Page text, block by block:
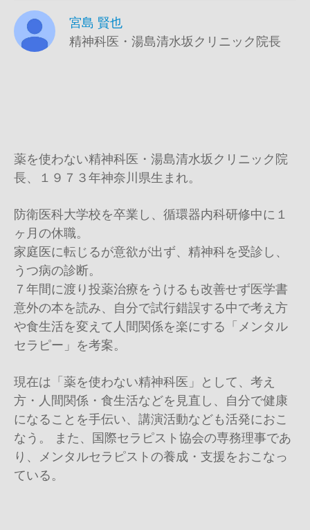
宮島 賢也
精神科医・湯島清水坂クリニック院長
薬を使わない精神科医・湯島清水坂クリニック院
長、１９７３年神奈川県生まれ。
防衛医科大学校を卒業し、循環器内科研修中に１
ヶ月の休職。
家庭医に転じるが意欲が出ず、精神科を受診し、
うつ病の診断。
７年間に渡り投薬治療をうけるも改善せず医学書
意外の本を読み、自分で試行錯誤する中で考え方
や食生活を変えて人間関係を楽にする「メンタル
セラピー」を考案。
現在は「薬を使わない精神科医」として、考え
方・人間関係・食生活などを見直し、自分で健康
になることを手伝い、講演活動なども活発におこ
なう。 また、国際セラピスト協会の専務理事であ
り、メンタルセラピストの養成・支援をおこなっ
ている。